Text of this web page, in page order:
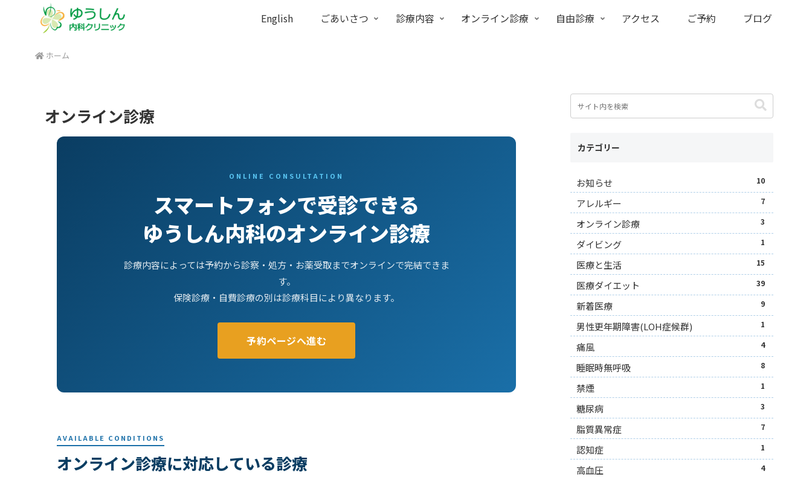
English ごあいさつ 診療内容 オンライン診療 自由診療 アクセス ご予約 ブログ
ホーム
オンライン診療
ONLINE CONSULTATION
スマートフォンで受診できる
ゆうしん内科のオンライン診療
診療内容によっては予約から診察・処方・お薬受取までオンラインで完結できま
す。
保険診療・自費診療の別は診療科目により異なります。
予約ページへ進む
AVAILABLE CONDITIONS
オンライン診療に対応している診療
カテゴリー
お知らせ 10
アレルギー 7
オンライン診療 3
ダイビング 1
医療と生活 15
医療ダイエット 39
新着医療 9
男性更年期障害(LOH症候群) 1
痛風 4
睡眠時無呼吸 8
禁煙 1
糖尿病 3
脂質異常症 7
認知症 1
高血圧 4